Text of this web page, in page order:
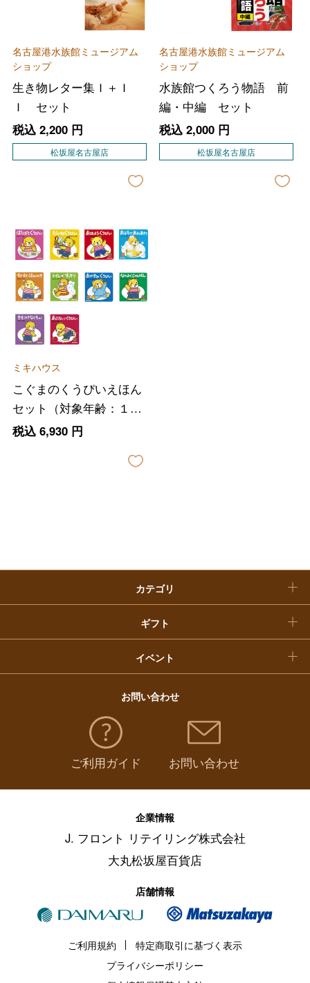
名古屋港水族館ミュージアム
ショップ
生き物レター集Ｉ＋Ｉ
Ｉ セット
税込 2,200円
松坂屋名古屋店
名古屋港水族館ミュージアム
ショップ
水族館つくろう物語 前
編・中編 セット
税込 2,000円
松坂屋名古屋店
ミキハウス
こぐまのくうぴいえほん
セット（対象年齢：１歳
から）
税込 6,930円
カテゴリ
フード＆スイーツ
ホーム＆インテリア
ギフト
結婚内祝い
イベント
バレンタインチョコレート
お中元
敬老の日
福袋
お問い合わせ
ご利用ガイド お問い合わせ
企業情報
J. フロント リテイリング株式会社
大丸松坂屋百貨店
店舗情報
ご利用規約
特定商取引に基づく表示
プライバシーポリシー